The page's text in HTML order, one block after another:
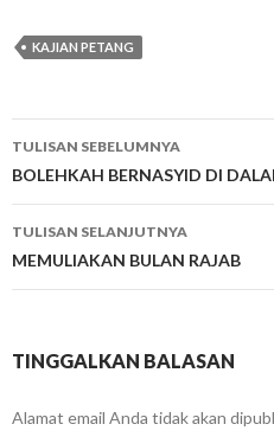
KAJIAN PETANG
Navigasi
tulisan
TULISAN SEBELUMNYA
BOLEHKAH BERNASYID DI
TULISAN SELANJUTNYA
MEMULIAKAN BULAN RAJAB
TINGGALKAN BALASAN
Alamat email Anda tidak akan